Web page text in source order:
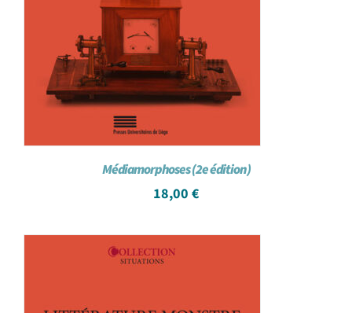
Médiamorphoses (2e édition)
18,00 €